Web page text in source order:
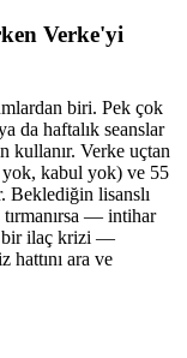
Verke'yi
biri. Pek çok
da haftalık seanslar
kullanır. Verke uçtan
kabul yok) ve 55
Beklediğin lisanslı
— intihar
bir ilaç krizi —
ara ve